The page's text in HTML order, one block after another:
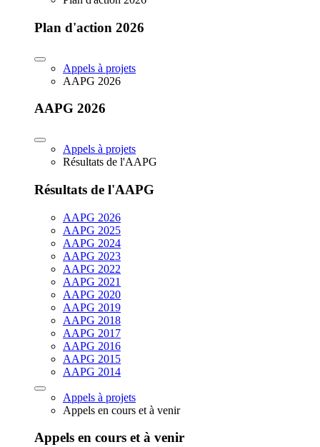
Plan d'action 2026
Appels à projets
AAPG 2026
AAPG 2026
Appels à projets
Résultats de l'AAPG
Résultats de l'AAPG
AAPG 2026
AAPG 2025
AAPG 2024
AAPG 2023
AAPG 2022
AAPG 2021
AAPG 2020
AAPG 2019
AAPG 2018
AAPG 2017
AAPG 2016
AAPG 2015
AAPG 2014
Appels à projets
Appels en cours et à venir
Appels en cours et à venir